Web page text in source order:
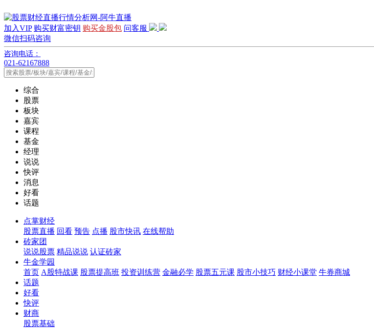
加入VIP 购买财富密钥 购买金股包 问客服
微信扫码咨询
咨询电话：
021-62167888
综合
股票
板块
嘉宾
课程
基金
经理
说说
快评
消息
好看
话题
点掌财经
股票直播 回看 预告 点播 股市快讯 在线帮助
砖家团
说说股票 精品说说 认证砖家
牛金学园
首页 A股特战课 股票提高班 投资训练营 金融必学 股票五元课 股市小技巧 财经小课堂 牛券商城
话题
好看
快评
财商
股票基础